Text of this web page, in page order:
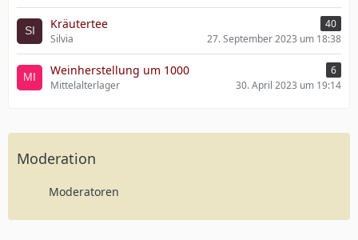
Kräutertee
40
Silvia
27. September 2023 um 18:38
Weinherstellung um 1000
6
Mittelalterlager
30. April 2023 um 19:14
Moderation
Moderatoren